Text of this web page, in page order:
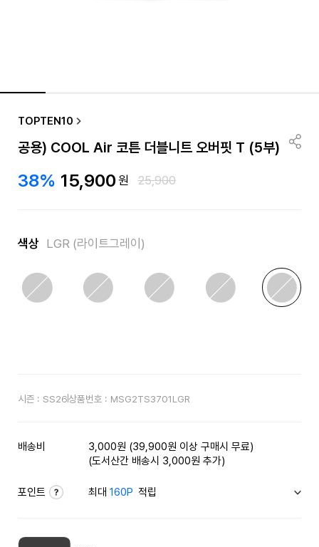
TOPTEN10
공용) COOL Air 코튼 더블니트 오버핏 T (5부)
38% 15,900원 25,900
색상 LGR (라이트그레이)
시즌 : SS26상품번호 : MSG2TS3701LGR
배송비
3,000원 (39,900원 이상 구매시 무료)
(도서산간 배송시 3,000원 추가)
포인트 최대160P 적립